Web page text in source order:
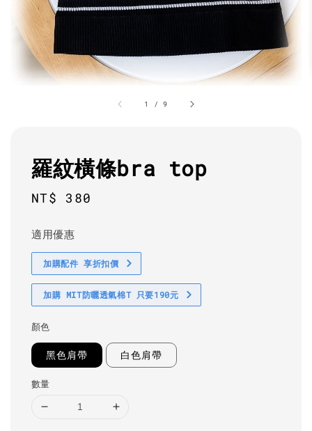
1 /9
羅紋橫條bra top
Regular
NT$ 380
適用優惠
加購配件 享折扣價
加購 MIT防曬透氣棉T 只要190元
顏色
黑色肩帶 白色肩帶
數量